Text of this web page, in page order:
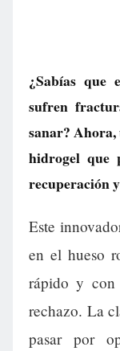
¿Sabías que
sufren
sanar?
hidrogel que
recuperación
Este
en el hueso
rápido y con
rechazo. La
pasar por